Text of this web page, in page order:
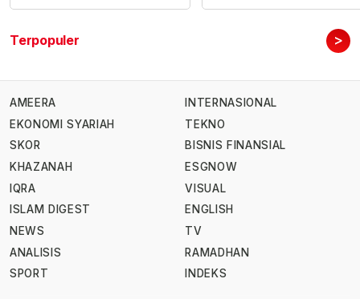
Terpopuler >
AMEERA
EKONOMI SYARIAH
SKOR
KHAZANAH
IQRA
ISLAM DIGEST
NEWS
ANALISIS
SPORT
INTERNASIONAL
TEKNO
BISNIS FINANSIAL
ESGNOW
VISUAL
ENGLISH
TV
RAMADHAN
INDEKS